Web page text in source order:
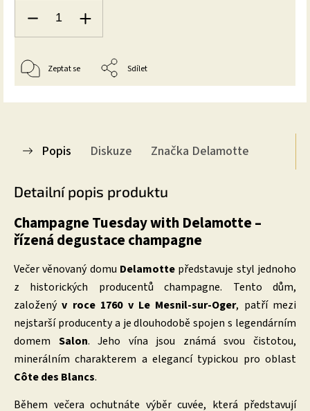
Zeptat se Sdílet
Popis Diskuze Značka Delamotte
Detailní popis produktu
Champagne Tuesday with Delamotte –
řízená degustace champagne
Večer věnovaný domu Delamotte představuje styl jednoho
z historických producentů champagne. Tento dům,
založenýv roce 1760 v Le Mesnil-sur-Oger, patří mezi
nejstarší producenty a je dlouhodobě spojen s legendárním
domem Salon. Jeho vína jsou známá svou čistotou,
minerálním charakterem a elegancí typickou pro oblast
Côte des Blancs.
Během večera ochutnáte výběr cuvée, která představují